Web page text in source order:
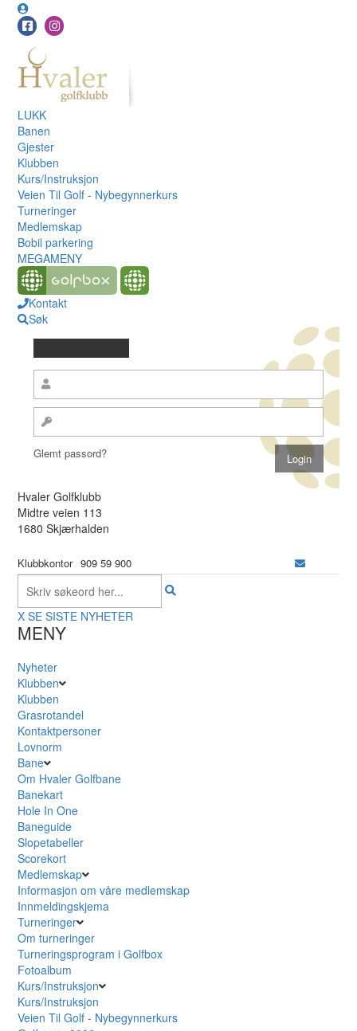
LUKK
Banen
Gjester
Klubben
Kurs/Instruksjon
Veien Til Golf - Nybegynnerkurs
Turneringer
Medlemskap
Bobil parkering
MEGAMENY
Kontakt
Søk
Glemt passord?
Hvaler Golfklubb
Midtre veien 113
1680 Skjærhalden
Klubbkontor 909 59 900
X SE SISTE NYHETER
MENY
Nyheter
Klubben
Klubben
Grasrotandel
Kontaktpersoner
Lovnorm
Bane
Om Hvaler Golfbane
Banekart
Hole In One
Baneguide
Slopetabeller
Scorekort
Medlemskap
Informasjon om våre medlemskap
Innmeldingskjema
Turneringer
Om turneringer
Turneringsprogram i Golfbox
Fotoalbum
Kurs/Instruksjon
Kurs/Instruksjon
Veien Til Golf - Nybegynnerkurs